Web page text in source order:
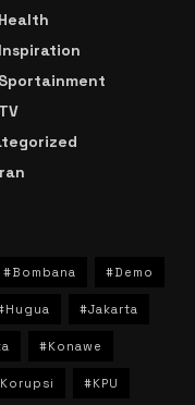
#Bombana #Demo
#Jakarta
#Konawe
#KPU